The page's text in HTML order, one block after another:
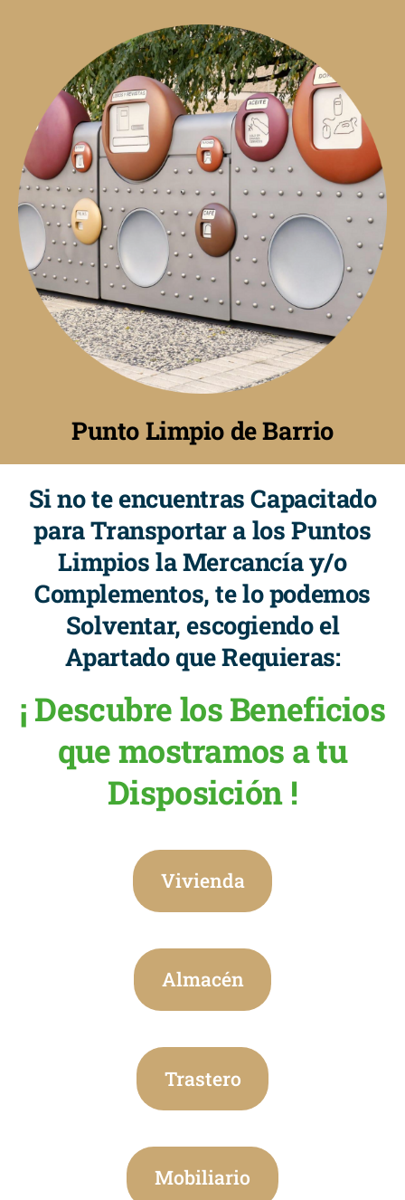
Punto Limpio de Barrio
Si no te encuentras Capacitado
para Transportar a los Puntos
Limpios la Mercancía y/o
Complementos, te lo podemos
Solventar, escogiendo el
Apartado que Requieras:
¡ Descubre los Beneficios
que mostramos a tu
Disposición !
Vivienda
Almacén
Trastero
Mobiliario